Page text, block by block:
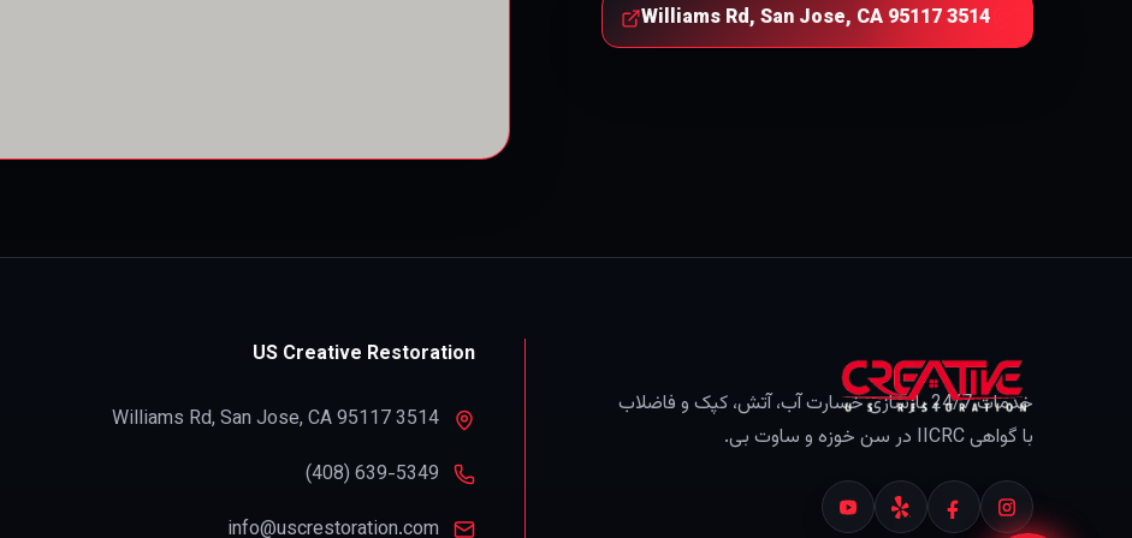
3514 Williams Rd, San Jose, CA 95117
خدمات 24/7 بازسازی خسارت آب، آتش، کپک و فاضلاب
با گواهی IICRC در سن خوزه و ساوت بی.
US Creative Restoration
3514 Williams Rd
,San Jose, CA95117
info@uscrestoration.com